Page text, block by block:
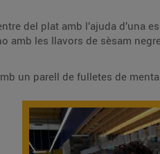
dibuixa un fil d’oli de menta al voltant del motllo
i una mica per sobre del timbal. Decora-ho amb
Retira el motllo amb